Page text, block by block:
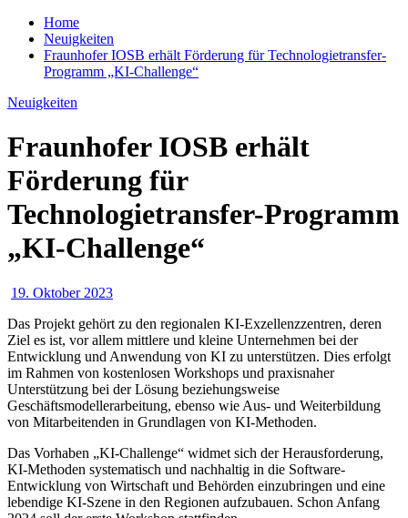
Home
Neuigkeiten
Fraunhofer IOSB erhält Förderung für Technologietransfer-
Programm „KI-Challenge“
Neuigkeiten
Fraunhofer IOSB erhält
Förderung für
Technologietransfer-Programm
„KI-Challenge“
19. Oktober 2023
Das Projekt gehört zu den regionalen KI-Exzellenzzentren, deren
Ziel es ist, vor allem mittlere und kleine Unternehmen bei der
Entwicklung und Anwendung von KI zu unterstützen. Dies erfolgt
im Rahmen von kostenlosen Workshops und praxisnaher
Unterstützung bei der Lösung beziehungsweise
Geschäftsmodellerarbeitung, ebenso wie Aus- und Weiterbildung
von Mitarbeitenden in Grundlagen von KI-Methoden.
Das Vorhaben „KI-Challenge“ widmet sich der Herausforderung,
KI-Methoden systematisch und nachhaltig in die Software-
Entwicklung von Wirtschaft und Behörden einzubringen und eine
lebendige KI-Szene in den Regionen aufzubauen. Schon Anfang